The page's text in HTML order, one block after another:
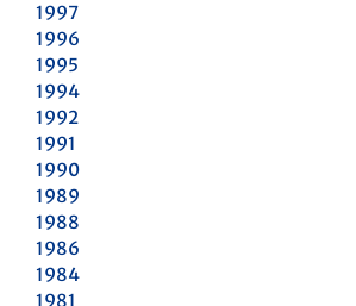
1997
1996
1995
1994
1992
1991
1990
1989
1988
1986
1984
1981